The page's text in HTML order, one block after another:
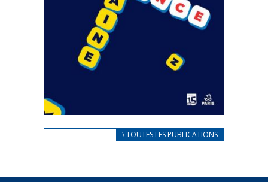
CARNET D’ACCUEIL
Afin d’accompagner au mieux les réfugiés
\ TOUTES LES PUBLICATIONS